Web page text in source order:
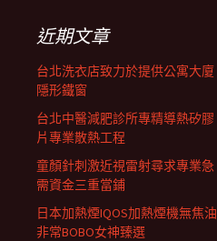
近期文章
台北洗衣店致力於提供公寓大廈
隱形鐵窗
台北中醫減肥診所專精導熱矽膠
片專業散熱工程
童顏針刺激近視雷射尋求專業急
需資金三重當鋪
日本加熱煙IQOS加熱煙機無焦油
非常BOBO女神臻選